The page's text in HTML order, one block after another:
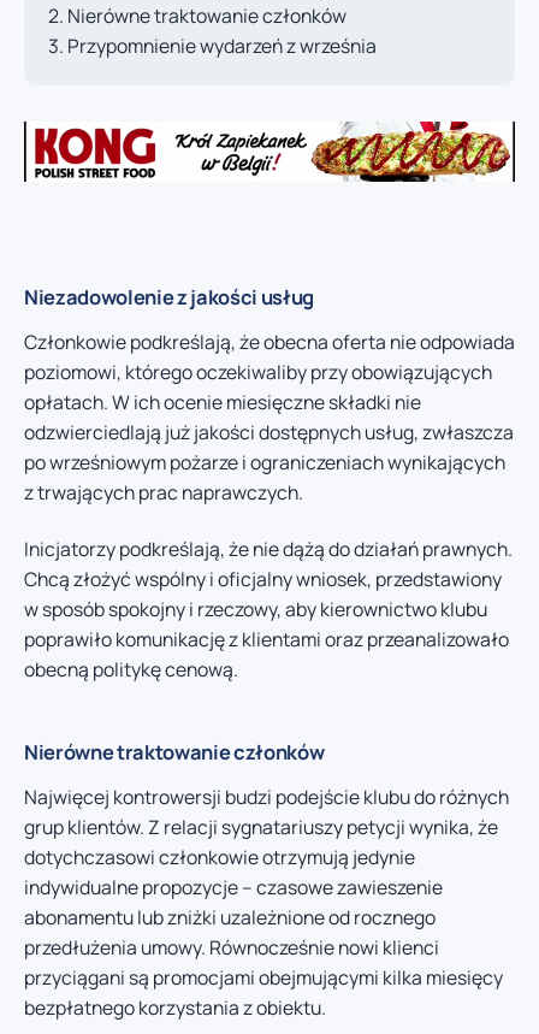
Nierówne traktowanie członków
Przypomnienie wydarzeń z września
Niezadowolenie z jakości usług
Członkowie podkreślają, że obecna oferta nie odpowiada
poziomowi, którego oczekiwaliby przy obowiązujących
opłatach. W ich ocenie miesięczne składki nie
odzwierciedlają już jakości dostępnych usług, zwłaszcza
po wrześniowym pożarze i ograniczeniach wynikających
z trwających prac naprawczych.
Inicjatorzy podkreślają, że nie dążą do działań prawnych.
Chcą złożyć wspólny i oficjalny wniosek, przedstawiony
w sposób spokojny i rzeczowy, aby kierownictwo klubu
poprawiło komunikację z klientami oraz przeanalizowało
obecną politykę cenową.
Nierówne traktowanie członków
Najwięcej kontrowersji budzi podejście klubu do różnych
grup klientów. Z relacji sygnatariuszy petycji wynika, że
dotychczasowi członkowie otrzymują jedynie
indywidualne propozycje – czasowe zawieszenie
abonamentu lub zniżki uzależnione od rocznego
przedłużenia umowy. Równocześnie nowi klienci
przyciągani są promocjami obejmującymi kilka miesięcy
bezpłatnego korzystania z obiektu.